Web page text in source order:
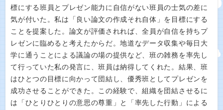
標にする班員とプレゼン能力に自信がない班員の士気の差に
気が付いた。私は「良い論文の作成それ自体」を目標にする
ことを提案した。論文が評価されれば、全員が自信を持ちプ
レゼンに臨めると考えたからだ。地道なデータ収集や毎日大
学に通うことによる議論の場の提供など、班の雑務を率先し
て行っていた私の発言に、班員は納得してくれた。結果、班
はひとつの目標に向かって団結し、優秀班としてプレゼンを
成功させることができた。この経験で、組織を団結させるに
は「ひとりひとりの意思の尊重」と「率先した行動」による